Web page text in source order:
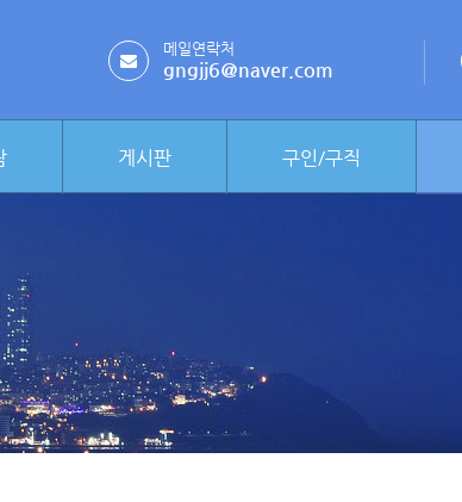
메일연락처
gngjj6＠naver.com
게시판 구인/구직